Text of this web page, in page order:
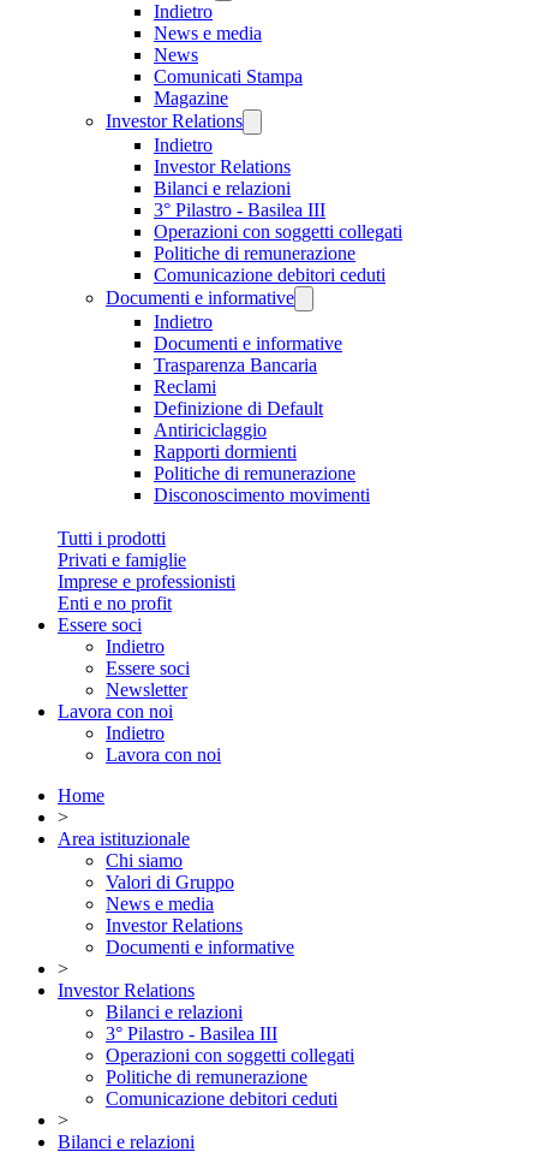
Indietro
News e media
News
Comunicati Stampa
Magazine
Investor Relations
Indietro
Investor Relations
Bilanci e relazioni
3° Pilastro - Basilea III
Operazioni con soggetti collegati
Politiche di remunerazione
Comunicazione debitori ceduti
Documenti e informative
Indietro
Documenti e informative
Trasparenza Bancaria
Reclami
Definizione di Default
Antiriciclaggio
Rapporti dormienti
Politiche di remunerazione
Disconoscimento movimenti
Tutti i prodotti
Privati e famiglie
Imprese e professionisti
Enti e no profit
Essere soci
Indietro
Essere soci
Newsletter
Lavora con noi
Indietro
Lavora con noi
Home
>
Area istituzionale
Chi siamo
Valori di Gruppo
News e media
Investor Relations
Documenti e informative
>
Investor Relations
Bilanci e relazioni
3° Pilastro - Basilea III
Operazioni con soggetti collegati
Politiche di remunerazione
Comunicazione debitori ceduti
>
Bilanci e relazioni